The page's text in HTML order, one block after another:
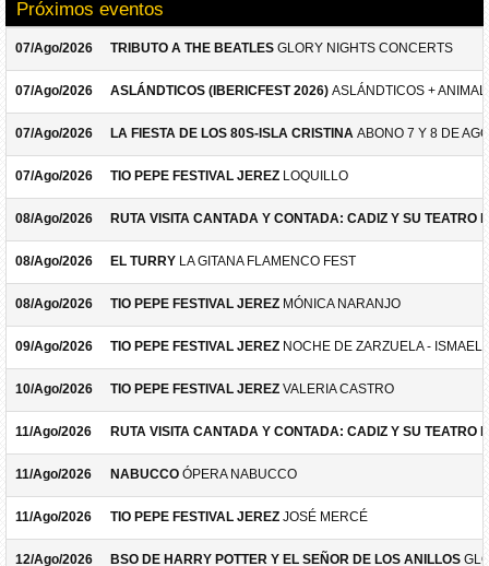
Próximos eventos
07/Ago/2026 TRIBUTO A THE BEATLES GLORY NIGHTS CONCERTS
07/Ago/2026 ASLÁNDTICOS (IBERICFEST 2026) ASLÁNDTICOS +
07/Ago/2026 LA FIESTA DE LOS 80S-ISLA CRISTINA ABONO 7 Y 8 DE
07/Ago/2026 TIO PEPE FESTIVAL JEREZ LOQUILLO
08/Ago/2026 RUTA VISITA CANTADA Y CONTADA: CADIZ Y SU TEATRO
08/Ago/2026 EL TURRY LA GITANA FLAMENCO FEST
08/Ago/2026 TIO PEPE FESTIVAL JEREZ MÓNICA NARANJO
09/Ago/2026 TIO PEPE FESTIVAL JEREZ NOCHE DE ZARZUELA -
10/Ago/2026 TIO PEPE FESTIVAL JEREZ VALERIA CASTRO
11/Ago/2026 RUTA VISITA CANTADA Y CONTADA: CADIZ Y SU TEATRO
11/Ago/2026 NABUCCO ÓPERA NABUCCO
11/Ago/2026 TIO PEPE FESTIVAL JEREZ JOSÉ MERCÉ
12/Ago/2026 BSO DE HARRY POTTER Y EL SEÑOR DE LOS ANILLOS